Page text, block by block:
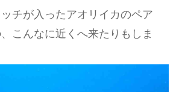
チが入ったアオリイカのペア
こんなに近くへ来たりもしま